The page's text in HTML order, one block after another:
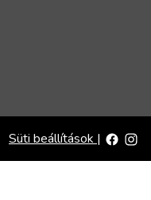
Süti beállítások |